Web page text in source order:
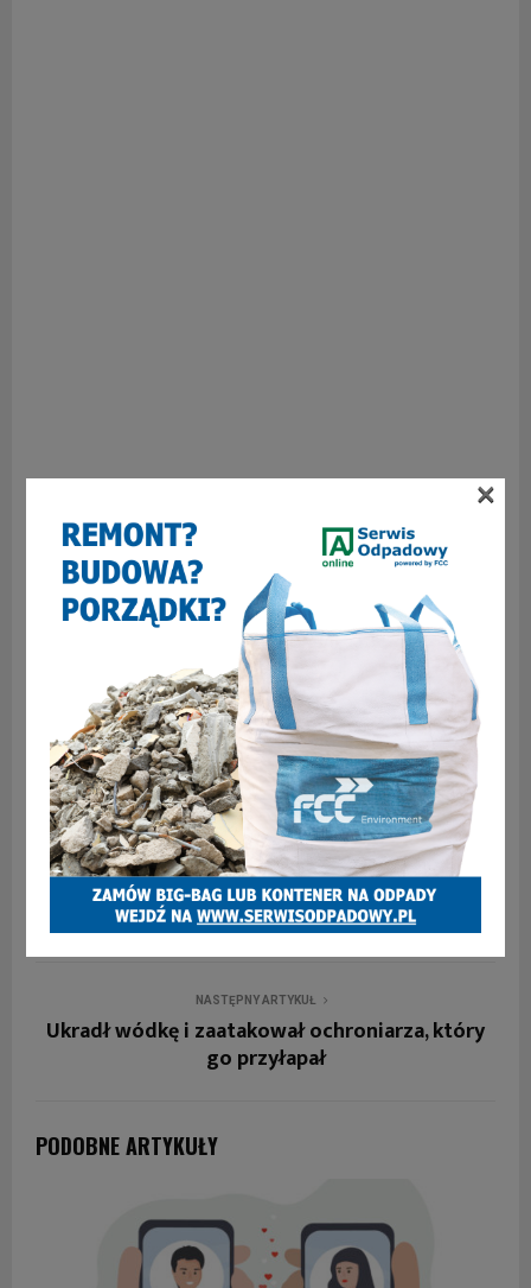
2
WCZEŚNIEJSZY ARTYKUŁ
Jak oceniacie pierwsze 100 dni urzędowania
nowej prezydent Zabrza? [WIDEO-SONDA
ULICZNA]
NASTĘPNY ARTYKUŁ
Ukradł wódkę i zaatakował ochroniarza, który
go przyłapał
PODOBNE ARTYKUŁY
×